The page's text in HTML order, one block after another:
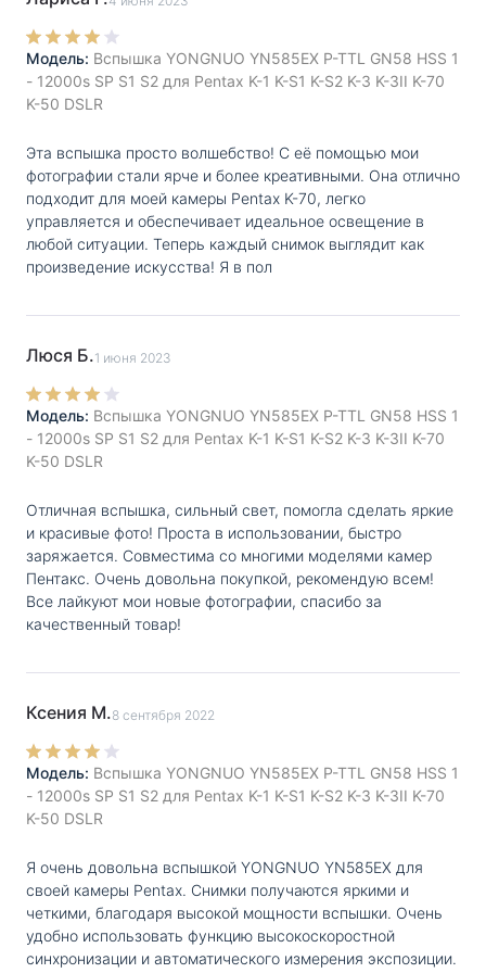
Угол
освещения, мм
24 - 105
Поддержка
режимов :
P-TTL \ TTL
регулировка
мощности:
Экспокоррекция: Да
Брекетинг: Да
Синхронизация
шторке
затвора
Да
Стробоскопическая
вспышка
Да
автофокуса:
Тип элементов
питания:
AA
Количество
4
Автоматическое
Да
Размер: 18,4 * 6,6 * 4,4 см
Вес, г:
Тип вспышки обычная
Синхронизация
с другими
вспышками:
режим ведомой вспышки
Модель: Вспышка YONGNUO YN585EX P-TTL GN58 HSS 1
- 12000s SP S1 S2 для Pentax K-1 K-S1 K-S2 K-3 K-3II K-70
K-50 DSLR
Эта вспышка просто волшебство! С её помощью мои
фотографии стали ярче и более креативными. Она отлично
подходит для моей камеры Pentax K-70, легко
управляется и обеспечивает идеальное освещение в
любой ситуации. Теперь каждый снимок выглядит как
произведение искусства! Я в пол
Люся Б.1 июня 2023
Модель: Вспышка YONGNUO YN585EX P-TTL GN58 HSS 1
- 12000s SP S1 S2 для Pentax K-1 K-S1 K-S2 K-3 K-3II K-70
K-50 DSLR
Отличная вспышка, сильный свет, помогла сделать яркие
и красивые фото! Проста в использовании, быстро
заряжается. Совместима со многими моделями камер
Пентакс. Очень довольна покупкой, рекомендую всем!
Все лайкуют мои новые фотографии, спасибо за
качественный товар!
Ксения М.8 сентября 2022
Модель: Вспышка YONGNUO YN585EX P-TTL GN58 HSS 1
- 12000s SP S1 S2 для Pentax K-1 K-S1 K-S2 K-3 K-3II K-70
K-50 DSLR
Я очень довольна вспышкой YONGNUO YN585EX для
своей камеры Pentax. Снимки получаются яркими и
четкими, благодаря высокой мощности вспышки. Очень
удобно использовать функцию высокоскоростной
синхронизации и автоматического измерения экспозиции.